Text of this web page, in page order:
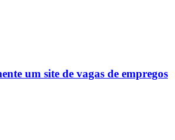
um site de vagas de empregos